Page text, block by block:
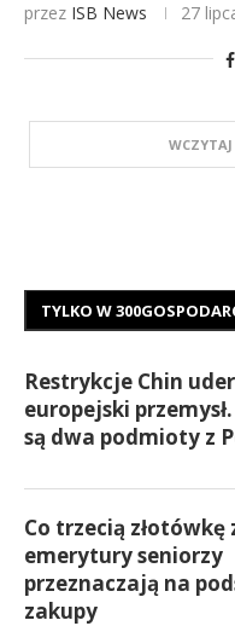
przez ISB News 27
WCZYTAJ
TYLKO W
Restrykcje Chin
europejski
są dwa podmioty z
Co trzecią złotówkę
emerytury seniorzy
przeznaczają na
zakupy